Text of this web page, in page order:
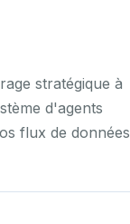
stratégique à
d'agents
flux de données